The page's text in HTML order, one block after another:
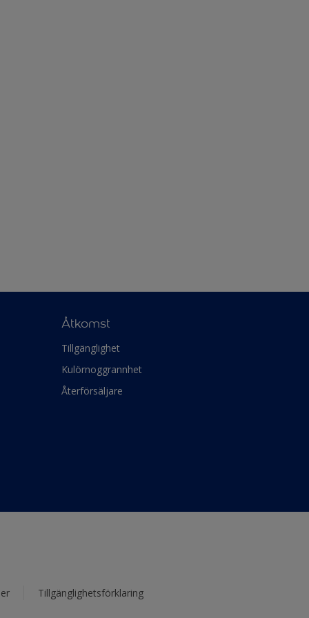
Åtkomst
Tillgänglighet
Kulörnoggrannhet
Återförsäljare
Tillgänglighetsförklaring